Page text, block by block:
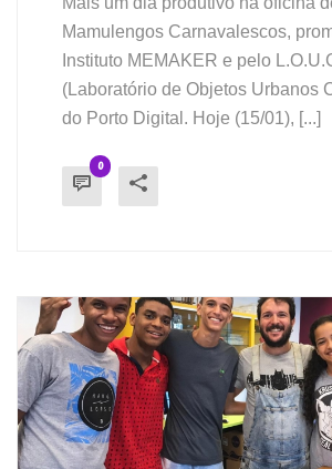
Mamulengos Carnavalescos,
Instituto MEMAKER e pelo
(Laboratório de Objetos Urbanos
do Porto Digital. Hoje (15/01), [...]
0